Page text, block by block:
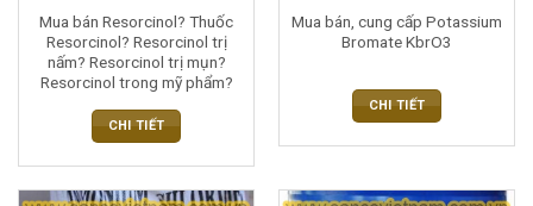
Mua bán Resorcinol? Thuốc
Resorcinol? Resorcinol trị
nấm? Resorcinol trị mụn?
Resorcinol trong mỹ phẩm?
CHI TIẾT
Mua bán, cung cấp Potassium
Bromate KbrO3
CHI TIẾT